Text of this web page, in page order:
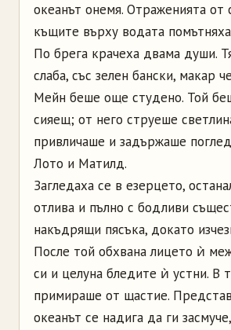
океанът онемя. Отраженията от
къщите върху водата
По брега крачеха двама души.
слаба, със зелен бански, макар
Мейн беше още студено. Той
сияещ; от него струеше
привличаше и задържаше
Лото и Матилд.
Загледаха се в езерцето,
отлива и пълно с бодливи
накъдрящи пясъка, докато
После той обхвана лицето ѝ
си и целуна бледите ѝ устни. В
примираше от щастие.
океанът се надига да ги